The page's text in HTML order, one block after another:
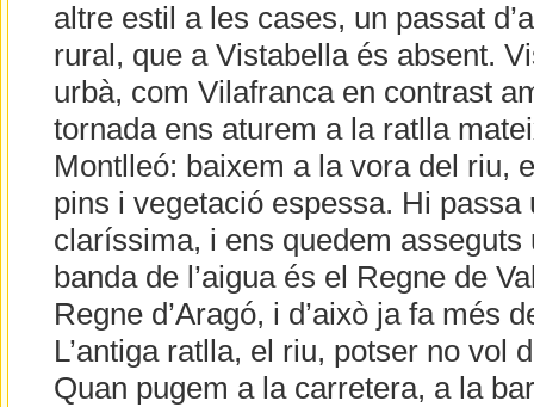
altre estil a les cases, un passat
rural, que a Vistabella és absent.
urbà, com Vilafranca en contrast
tornada ens aturem a la ratlla
Montlleó: baixem a la vora del riu,
pins i vegetació espessa. Hi passa
claríssima, i ens quedem asseguts
banda de l’aigua és el Regne de
Regne d’Aragó, i d’això ja fa més
L’antiga ratlla, el riu, potser no vol
Quan pugem a la carretera, a la